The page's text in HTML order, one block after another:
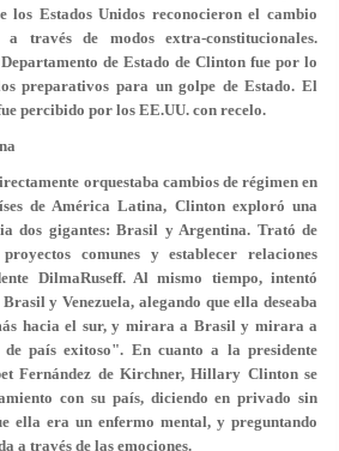
los Estados Unidos reconocieron el cambio
través de modos extra-constitucionales.
de Estado de Clinton fue por lo
preparativos para un golpe de Estado. El
percibido por los EE.UU. con recelo.
orquestaba cambios de régimen en
de América Latina, Clinton exploró una
dos gigantes: Brasil y Argentina. Trató de
comunes y establecer relaciones
DilmaRuseff. Al mismo tiempo, intentó
y Venezuela, alegando que ella deseaba
hacia el sur, y mirara a Brasil y mirara a
país exitoso". En cuanto a la presidente
Fernández de Kirchner, Hillary Clinton se
con su país, diciendo en privado sin
ella era un enfermo mental, y preguntando
a través de las emociones.